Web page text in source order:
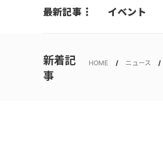
最新記事 イベント
新着記
事
HOME ニュース